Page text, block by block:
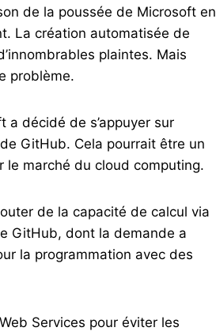
de la poussée de Microsoft en
La création automatisée de
plaintes. Mais
problème.
décidé de s’appuyer sur
GitHub. Cela pourrait être un
le marché du cloud computing.
de la capacité de calcul via
GitHub, dont la demande a
la programmation avec des
Services pour éviter les